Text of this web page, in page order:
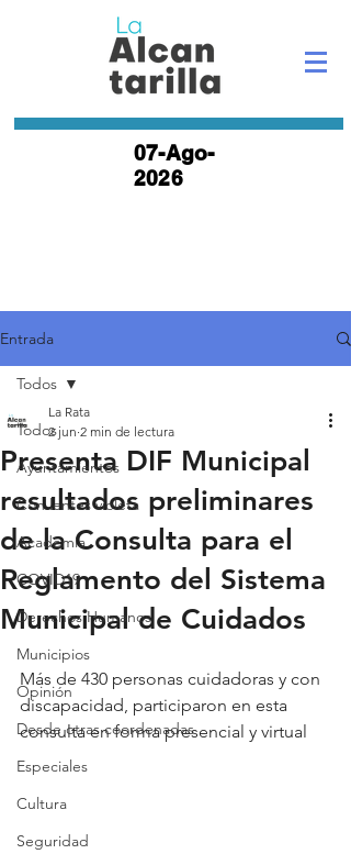
07-Ago-
2026
Entrada
Todos
Ayuntamientos
Con lentes violeta
Academia
COVID19
Derechos Humanos
Municipios
Opinión
Desde otras coordenadas
Especiales
Cultura
Seguridad
Todos
Presenta DIF Municipal
resultados preliminares
de la Consulta para el
Reglamento del Sistema
Municipal de Cuidados
La Rata
2 jun 2 min de lectura
Más de 430 personas cuidadoras y con
discapacidad, participaron en esta
consulta en forma presencial y virtual